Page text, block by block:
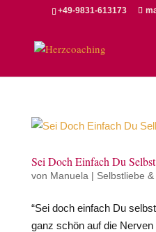
+49-9831-613173
Sei Doch Einfach Du
von Manuela | Selbstliebe
“Sei doch einfach Du
ganz schön auf die